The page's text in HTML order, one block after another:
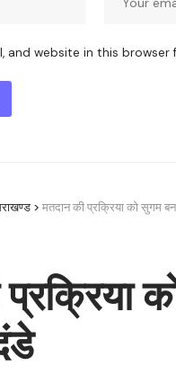
and website in this
> मतदान की प्रक्रिया को सुगम